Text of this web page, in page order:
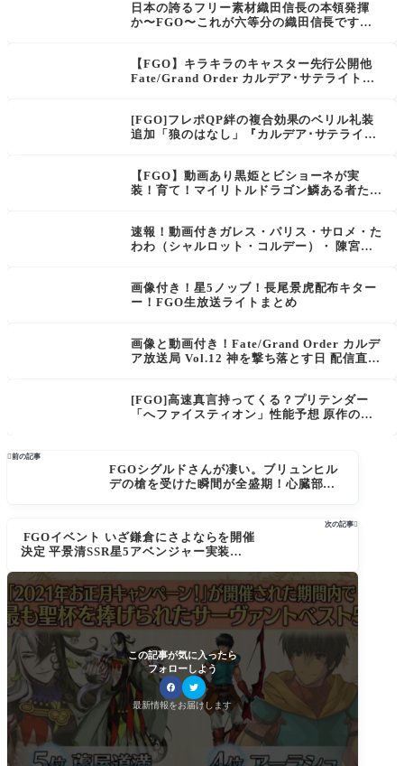
日本の誇るフリー素材織田信長の本領発揮
か〜FGO〜これが六等分の織田信長です
【FGO】キラキラのキャスター先行公開他
Fate/Grand Order カルデア･サテライトス
[FGO]フレポQP絆の複合効果のベリル礼装
追加「狼のはなし」『カルデア･サテライト
【FGO】動画あり黒姫とビショーネが実
装！育て！マイリトルドラゴン鱗ある者たち
速報！動画付きガレス・パリス・サロメ・た
わわ（シャルロット・コルデー）・ 陳宮・
局4周年！SP！Fate/Grand Order Fes. 2019
～カルデアパーク～2日目まとめ6
画像付き！星5ノッブ！長尾景虎配布キター
ー！FGO生放送ライトまとめ
画像と動画付き！Fate/Grand Order カルデ
ア放送局 Vol.12 神を撃ち落とす日 配信直前
[FGO]高速真言持ってくる？プリテンダー
「へファイスティオン」性能予想 原作の事
前の記事
FGOシグルドさんが凄い。ブリュンヒル
デの槍を受けた瞬間が全盛期！心臓部は
次の記事
FGOイベント いざ鎌倉にさよならを開催
決定 平景清SSR星5アベンジャー実装！再
鬼一法眼
この記事が気に入ったら
フォローしよう
最新情報をお届けします